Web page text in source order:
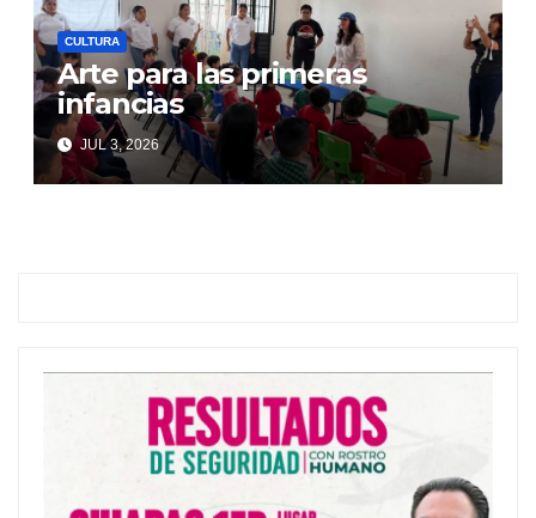
CULTURA
Arte para las primeras
infancias
JUL 3, 2026